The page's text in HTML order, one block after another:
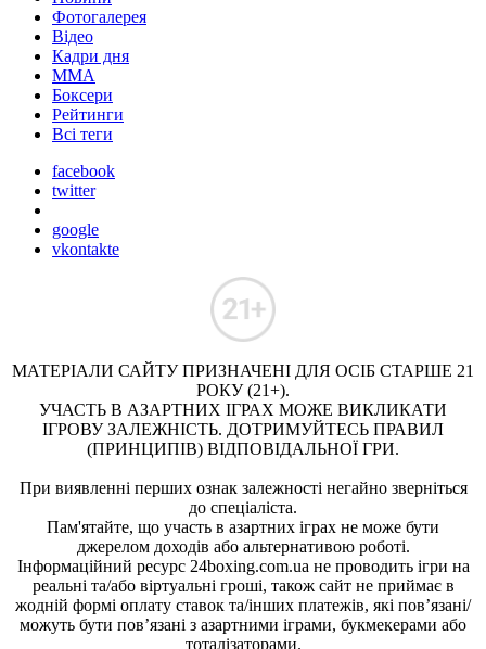
Фотогалерея
Відео
Кадри дня
ММА
Боксери
Рейтинги
Всі теги
facebook
twitter
google
vkontakte
МАТЕРІАЛИ САЙТУ ПРИЗНАЧЕНІ ДЛЯ ОСІБ СТАРШЕ 21
РОКУ (21+).
УЧАСТЬ В АЗАРТНИХ ІГРАХ МОЖЕ ВИКЛИКАТИ
ІГРОВУ ЗАЛЕЖНІСТЬ. ДОТРИМУЙТЕСЬ ПРАВИЛ
(ПРИНЦИПІВ) ВІДПОВІДАЛЬНОЇ ГРИ.
При виявленні перших ознак залежності негайно зверніться
до спеціаліста.
Пам'ятайте, що участь в азартних іграх не може бути
джерелом доходів або альтернативою роботі.
Інформаційний ресурс 24boxing.com.ua не проводить ігри на
реальні та/або віртуальні гроші, також сайт не приймає в
жодній формі оплату ставок та/інших платежів, які пов’язані/
можуть бути пов’язані з азартними іграми, букмекерами або
тоталізаторами.